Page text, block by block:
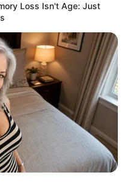
Loss Isn't Age: Just